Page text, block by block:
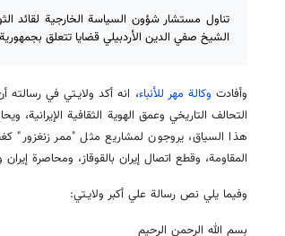
تناول مستشار شؤون السياسة الخارجية لقائد
الشيخ صفي الدين الأردبيلي قضايا تتعلق
وأفادت وكالة مهر للأنباء، انه أكد ولايـتي في رسالته
التحالف التاريخي وعمق الهوية الثقافية
هذا السياق، يروجون لمشاريع مثل "ممر زنغزور"
المقاومة، وقطع اتصال إيران بالقوقاز، ومحاصرة
وفيما يلي نص رسالة علي أكبر ولايـتي:
بسم الله الرحمن الرحيم